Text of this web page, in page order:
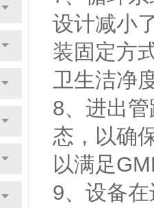
设计减小
装固定方
卫生洁净
8、进出
态，以确
以满足
9、设备